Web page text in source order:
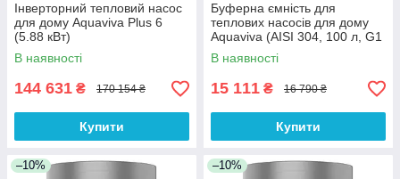
Інверторний тепловий насос
для дому Aquaviva Plus 6
(5.88 кВт)
В наявності
144 631 ₴ 170 154 ₴
Купити
Буферна ємність для
теплових насосів для дому
Aquaviva (AISI 304, 100 л, G1
1/2)
В наявності
15 111 ₴ 16 790 ₴
Купити
–10% –10%